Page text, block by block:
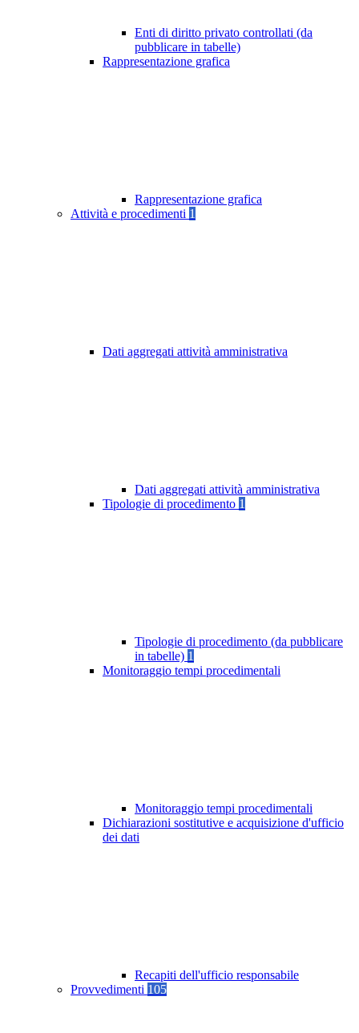
Enti di diritto privato controllati (da
pubblicare in tabelle)
Rappresentazione grafica
Rappresentazione grafica
Attività e procedimenti 1
Dati aggregati attività amministrativa
Dati aggregati attività amministrativa
Tipologie di procedimento 1
Tipologie di procedimento (da pubblicare
in tabelle) 1
Monitoraggio tempi procedimentali
Monitoraggio tempi procedimentali
Dichiarazioni sostitutive e acquisizione d'ufficio
dei dati
Recapiti dell'ufficio responsabile
Provvedimenti 105